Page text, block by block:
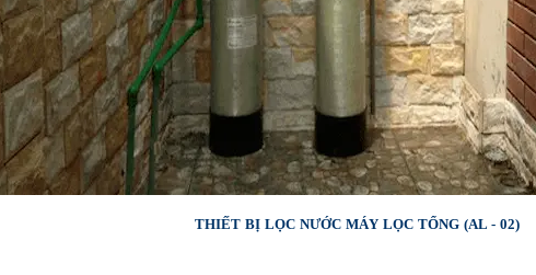
THIẾT BỊ LỌC NƯỚC MÁY LỌC TỔNG (AL - 02)